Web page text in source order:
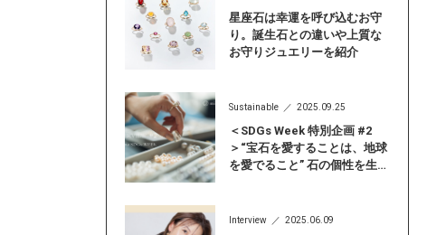
星座石は幸運を呼び込むお守
り。誕生石との違いや上質な
お守りジュエリーを紹介
Sustainable 2025.09.25
＜SDGs Week 特別企画 #2
＞“宝石を愛することは、地球
を愛でること” 石の個性を生か
らしい輝き」
Interview 2025.06.09